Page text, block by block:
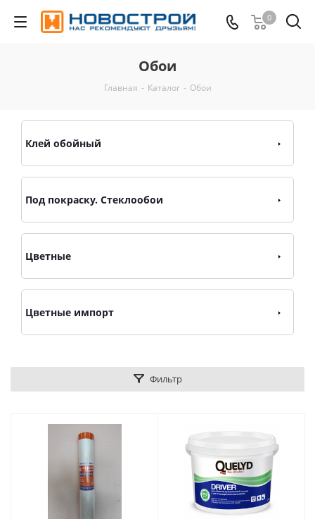
0
Обои
Главная - Каталог - Обои
Клей обойный
Под покраску. Стеклообои
Цветные
Цветные импорт
Фильтр